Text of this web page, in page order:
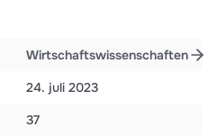
Wirtschaftswissenschaften
24. juli 2023
37